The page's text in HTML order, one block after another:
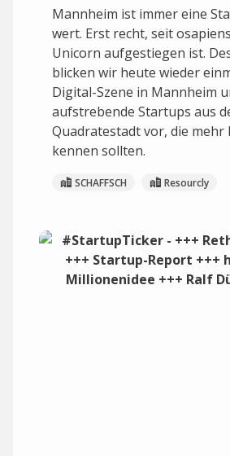
Mannheim ist immer eine
wert. Erst recht, seit
Unicorn aufgestiegen ist.
blicken wir heute wieder
Digital-Szene in Mannheim
aufstrebende Startups aus
Quadratestadt vor, die mehr
kennen sollten.
SCHAFFSCH Resourcly